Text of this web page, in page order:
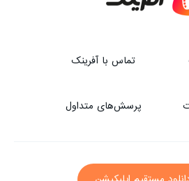
تماس با آفرینک
پرسش‌های متداول